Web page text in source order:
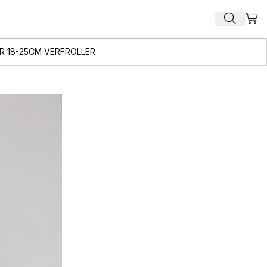
Zoek
18-25CM VERFROLLER